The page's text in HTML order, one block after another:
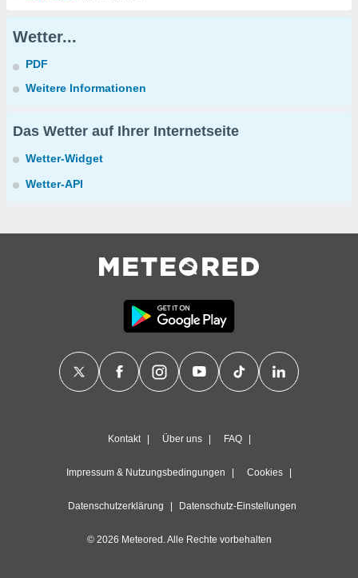
Wetter...
PDF
Weitere Informationen
Das Wetter auf Ihrer Internetseite
Wetter-Widget
Wetter-API
Kontakt Über uns FAQ
Impressum & Nutzungsbedingungen Cookies
Datenschutzerklärung Datenschutz-Einstellungen
© 2026 Meteored. Alle Rechte vorbehalten